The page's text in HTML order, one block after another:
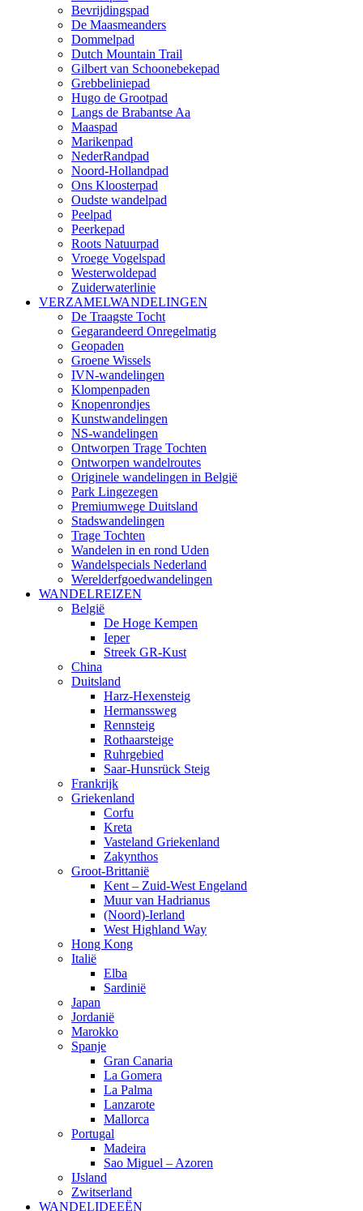
Bevrijdingspad
De Maasmeanders
Dommelpad
Dutch Mountain Trail
Gilbert van Schoonebekepad
Grebbeliniepad
Hugo de Grootpad
Langs de Brabantse Aa
Maaspad
Marikenpad
NederRandpad
Noord-Hollandpad
Ons Kloosterpad
Oudste wandelpad
Peelpad
Peerkepad
Roots Natuurpad
Vroege Vogelspad
Westerwoldepad
Zuiderwaterlinie
VERZAMELWANDELINGEN
De Traagste Tocht
Gegarandeerd Onregelmatig
Geopaden
Groene Wissels
IVN-wandelingen
Klompenpaden
Knopenrondjes
Kunstwandelingen
NS-wandelingen
Ontworpen Trage Tochten
Ontworpen wandelroutes
Originele wandelingen in België
Park Lingezegen
Premiumwege Duitsland
Stadswandelingen
Trage Tochten
Wandelen in en rond Uden
Wandelspecials Nederland
Werelderfgoedwandelingen
WANDELREIZEN
België
De Hoge Kempen
Ieper
Streek GR-Kust
China
Duitsland
Harz-Hexensteig
Hermanssweg
Rennsteig
Rothaarsteige
Ruhrgebied
Saar-Hunsrück Steig
Frankrijk
Griekenland
Corfu
Kreta
Vasteland Griekenland
Zakynthos
Groot-Brittanië
Kent – Zuid-West Engeland
Muur van Hadrianus
(Noord)-Ierland
West Highland Way
Hong Kong
Italië
Elba
Sardinië
Japan
Jordanië
Marokko
Spanje
Gran Canaria
La Gomera
La Palma
Lanzarote
Mallorca
Portugal
Madeira
Sao Miguel – Azoren
IJsland
Zwitserland
WANDELIDEEËN